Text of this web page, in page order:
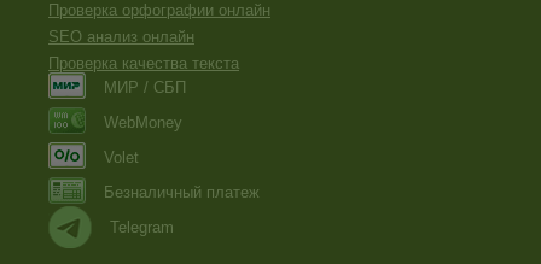
Проверка орфографии онлайн
SEO анализ онлайн
Проверка качества текста
МИР / СБП
WebMoney
Volet
Безналичный платеж
Telegram